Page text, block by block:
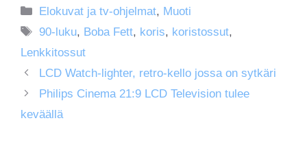
Kategoriat
Elokuvat ja tv-ohjelmat, Muoti
Avainsanat
90-luku, Boba Fett, koris, koristossut,
Lenkkitossut
LCD Watch-lighter, retro-kello jossa on sytkäri
Philips Cinema 21:9 LCD Television tulee
keväällä